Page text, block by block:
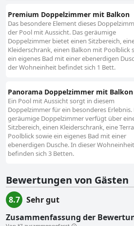
Premium Doppelzimmer mit Balkon
Das besondere Element dieses
der Pool mit Aussicht. Das geräumige
Doppelzimmer bietet einen Sitzbereich,
Kleiderschrank, einen Balkon mit Poolblick
ein eigenes Bad mit einer ebenerdigen
der Wohneinheit befindet sich 1 Bett.
Panorama Doppelzimmer mit Balkon
Ein Pool mit Aussicht sorgt in diesem
Doppelzimmer für ein besonderes Erlebnis.
geräumige Doppelzimmer verfügt über
Sitzbereich, einen Kleiderschrank, eine
Poolblick sowie ein eigenes Bad mit einer
ebenerdigen Dusche. In dieser Wohneinheit
befinden sich 3 Betten.
Bewertungen von Gästen
8.7
Sehr gut
Zusammenfassung der